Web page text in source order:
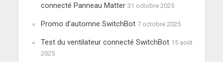
connecté Panneau Matter 31 octobre 2025
Promo d’automne SwitchBot 7 octobre 2025
Test du ventilateur connecté SwitchBot 15 août
2025